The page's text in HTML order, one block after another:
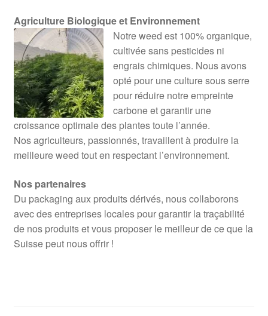
Agriculture Biologique et Environnement
Notre weed est 100% organique,
cultivée sans pesticides ni
engrais chimiques. Nous avons
opté pour une culture sous serre
pour réduire notre empreinte
carbone et garantir une
croissance optimale des plantes toute l’année.
Nos agriculteurs, passionnés, travaillent à produire la
meilleure weed tout en respectant l’environnement.
Nos partenaires
Du packaging aux produits dérivés, nous collaborons
avec des entreprises locales pour garantir la traçabilité
de nos produits et vous proposer le meilleur de ce que la
Suisse peut nous offrir !